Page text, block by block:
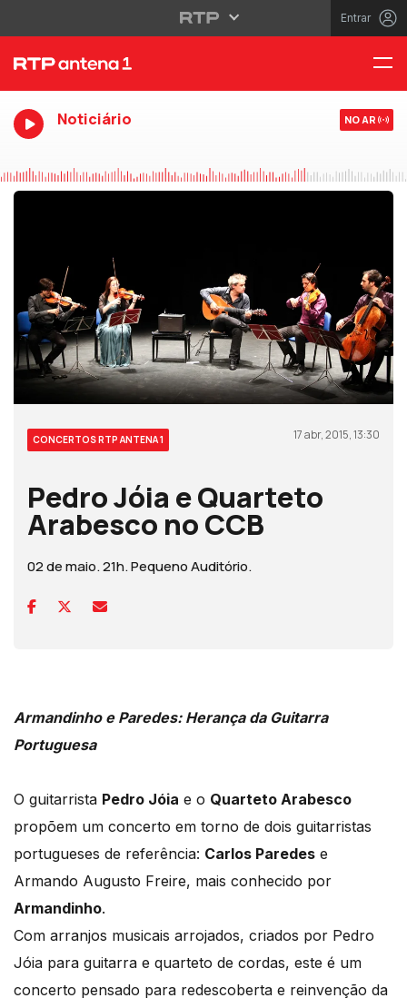
Entrar
Noticiário NO AR
CONCERTOS RTP ANTENA 1 17 abr, 2015, 13:30
Pedro Jóia e Quarteto
Arabesco no CCB
02 de maio. 21h. Pequeno Auditório.
Armandinho e Paredes: Herança da Guitarra
Portuguesa
O guitarrista Pedro Jóia e o Quarteto Arabesco
propõem um concerto em torno de dois guitarristas
portugueses de referência: Carlos Paredes e
Armando Augusto Freire, mais conhecido por
Armandinho.
Com arranjos musicais arrojados, criados por Pedro
Jóia para guitarra e quarteto de cordas, este é um
concerto pensado para redescoberta e reinvenção da